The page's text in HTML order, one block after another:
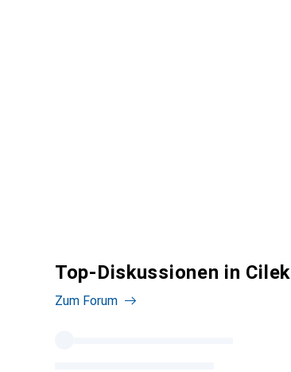
Top-Diskussionen in Cilek
Zum Forum